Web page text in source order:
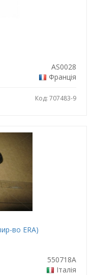
AS0028
Франція
Код: 707483-9
во ERA)
550718A
Італія